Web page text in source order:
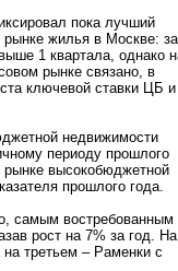
пока лучший
рынке жилья в Москве:
1 квартала, однако
рынке связано, в
ключевой ставки ЦБ и
недвижимости
периоду прошлого
рынке высокобюджетной
прошлого года.
самым востребованным
рост на 7% за год. На
третьем – Раменки с